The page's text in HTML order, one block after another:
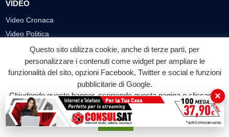
VIDEO
Video Cronaca
Video Politica
Video Attualità
Video Economia
Video Cultura
Video Tecnologie
Video Curiosità
Questo sito utilizza cookie, anche di terze parti, per
personalizzare i contenuti come widget per ampliare le
funzionalità del sito, opzioni Facebook, Twitter e social e funzioni
pubblicitarie di Google.
Chiudendo questo banner, scorrendo questa pagina o cliccando
su qualunque suo elemento acconsenti all'uso dei cookie.
Accetta
×